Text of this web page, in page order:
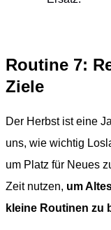
Routine 7:
Ziele
Der Herbst ist eine
uns, wie wichtig
um Platz für Neues
Zeit nutzen, um
kleine Routinen zu